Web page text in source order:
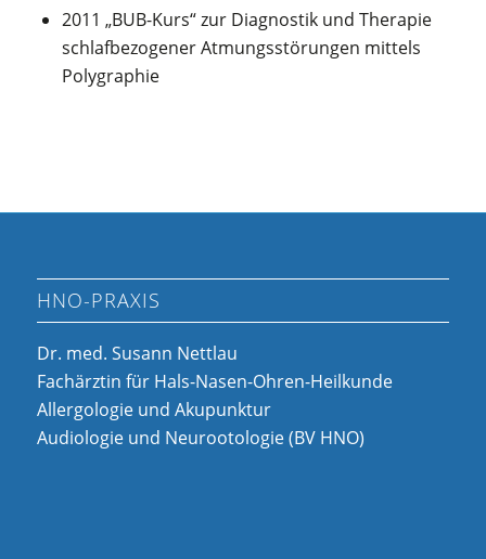
2011 „BUB-Kurs“ zur Diagnostik und Therapie
schlafbezogener Atmungsstörungen mittels
Polygraphie
HNO-PRAXIS
Dr. med. Susann Nettlau
Fachärztin für Hals-Nasen-Ohren-Heilkunde
Allergologie und Akupunktur
Audiologie und Neurootologie (BV HNO)